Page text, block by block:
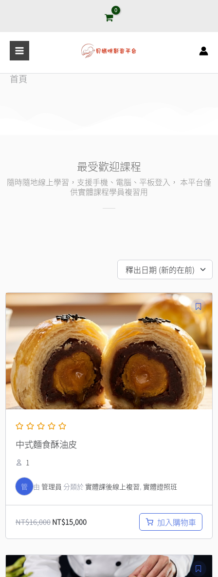
容
首頁
最受歡迎課程
隨時隨地線上學習，支援手機、電腦、平板登入， 本平台僅
供實體課程學員複習用
釋出日期 (新的在前)
中式麵食酥油皮
1
管 由 管理員 分類於實體課後線上複習, 實體證照班
NT$16,000
始
價
格：
NT$16,000。
NT$15,000
前
價
格：
NT$15,000。
加入購物車
原
始
目